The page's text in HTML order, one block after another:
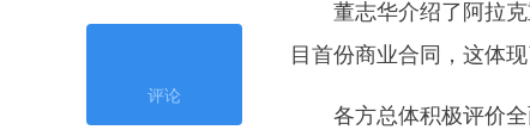
评论
董志华介绍了阿拉克
目首份商业合同，这体
各方总体积极评价全